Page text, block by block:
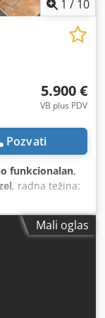
1 / 10
5.900 €
VB plus PDV
Pozvati
funkcionalan,
, radna težina:
hidraulika,
Mali oglas